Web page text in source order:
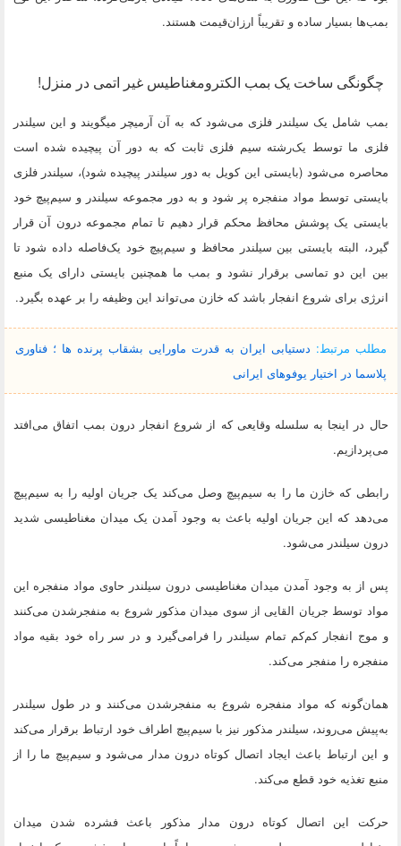
بمب‌ها بسیار ساده و تقریباً ارزان‌قیمت هستند.
چگونگی ساخت یک بمب الکترومغناطیس غیر اتمی در منزل!
بمب شامل یک سیلندر فلزی می‌شود که به آن آرمیچر میگویند و این سیلندر
فلزی ما توسط یک‌رشته سیم فلزی ثابت که به دور آن پیچیده شده است
محاصره می‌شود (بایستی این کویل به دور سیلندر پیچیده شود)، سیلندر فلزی
بایستی توسط مواد منفجره پر شود و به دور مجموعه سیلندر و سیم‌پیچ خود
بایستی یک پوشش محافظ محکم قرار دهیم تا تمام مجموعه درون آن قرار
گیرد، البته بایستی بین سیلندر محافظ و سیم‌پیچ خود یک‌فاصله داده شود تا
بین این دو تماسی برقرار نشود و بمب ما همچنین بایستی دارای یک منبع
انرژی برای شروع انفجار باشد که خازن می‌تواند این وظیفه را بر عهده بگیرد.
مطلب مرتبط: دستیابی ایران به قدرت ماورایی بشقاب پرنده ها ؛ فناوری
پلاسما در اختیار یوفوهای ایرانی
حال در اینجا به سلسله وقایعی که از شروع انفجار درون بمب اتفاق می‌افتد
می‌پردازیم.
رابطی که خازن ما را به سیم‌پیچ وصل می‌کند یک جریان اولیه را به سیم‌پیچ
می‌دهد که این جریان اولیه باعث به وجود آمدن یک میدان مغناطیسی شدید
درون سیلندر می‌شود.
پس از به وجود آمدن میدان مغناطیسی درون سیلندر حاوی مواد منفجره این
مواد توسط جریان القایی از سوی میدان مذکور شروع به منفجرشدن می‌کنند
و موج انفجار کم‌کم تمام سیلندر را فرامی‌گیرد و در سر راه خود بقیه مواد
منفجره را منفجر می‌کند.
همان‌گونه که مواد منفجره شروع به منفجرشدن می‌کنند و در طول سیلندر
به‌پیش می‌روند، سیلندر مذکور نیز با سیم‌پیچ اطراف خود ارتباط برقرار می‌کند
و این ارتباط باعث ایجاد اتصال کوتاه درون مدار می‌شود و سیم‌پیچ ما را از
منبع تغذیه خود قطع می‌کند.
حرکت این اتصال کوتاه درون مدار مذکور باعث فشرده شدن میدان